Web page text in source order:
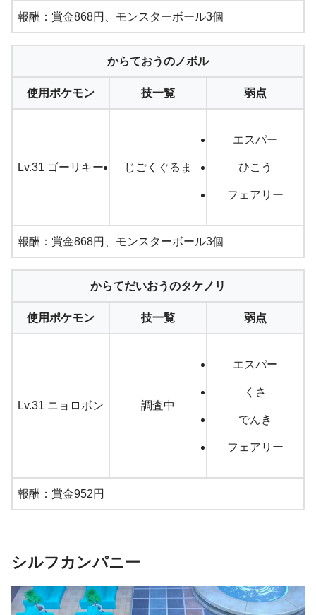
報酬：賞金868円、モンスターボール3個
からておうのノボル
使用ポケモン 技一覧 弱点
Lv.31 ゴーリキー じごくぐるま
エスパー
ひこう
フェアリー
報酬：賞金868円、モンスターボール3個
からてだいおうのタケノリ
使用ポケモン 技一覧 弱点
Lv.31 ニョロボン 調査中
エスパー
くさ
でんき
フェアリー
報酬：賞金952円
シルフカンパニー